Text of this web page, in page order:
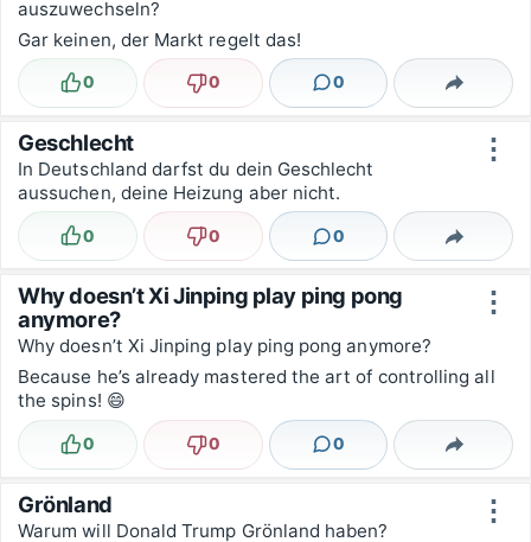
auszuwechseln?
Gar keinen, der Markt regelt das!
Lustig
0 Nicht lustig
0 0
Kommentare Teilen
⋮
Geschlecht
In Deutschland darfst du dein Geschlecht
aussuchen, deine Heizung aber nicht.
Lustig
0 Nicht lustig
0 0
Kommentare Teilen
⋮
Why doesn’t Xi Jinping play ping pong
anymore?
Why doesn’t Xi Jinping play ping pong anymore?
Because he’s already mastered the art of controlling all
the spins! 😄
Lustig
0 Nicht lustig
0 0
Kommentare Teilen
⋮
Grönland
Warum will Donald Trump Grönland haben?